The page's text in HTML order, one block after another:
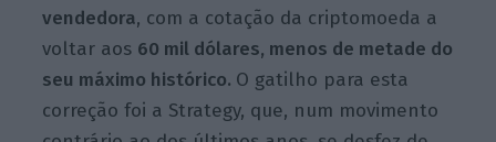
vendedora, com a cotação da criptomoeda a
voltar aos 60 mil dólares, menos de metade do
seu máximo histórico. O gatilho para esta
correção foi a Strategy, que, num movimento